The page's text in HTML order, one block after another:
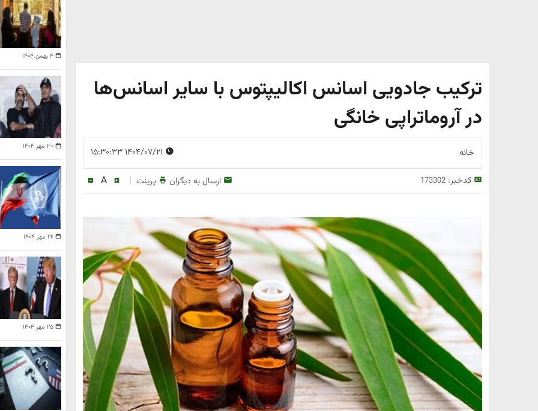
ترکیب جادویی اسانس اکالیپتوس با سایر اسانس‌ها
در آروماتراپی خانگی
خانه
کدخبر:173302 ارسال به دیگران پرینت |
A
۴ بهمن ۱۴۰۴
۳۰ مهر ۱۴۰۴
۲۶ مهر ۱۴۰۴
۲۵ مهر ۱۴۰۴